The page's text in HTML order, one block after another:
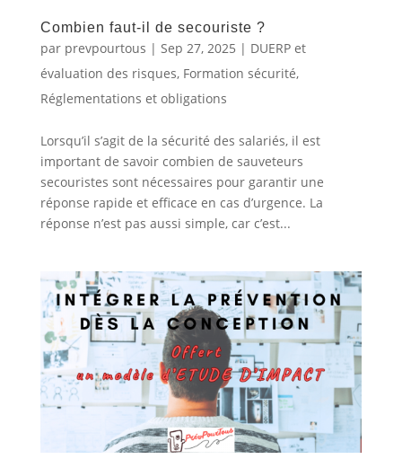
Combien faut-il de secouriste ?
par prevpourtous | Sep 27, 2025 | DUERP et
évaluation des risques, Formation sécurité,
Réglementations et obligations
Lorsqu’il s’agit de la sécurité des salariés, il est
important de savoir combien de sauveteurs
secouristes sont nécessaires pour garantir une
réponse rapide et efficace en cas d’urgence. La
réponse n’est pas aussi simple, car c’est...